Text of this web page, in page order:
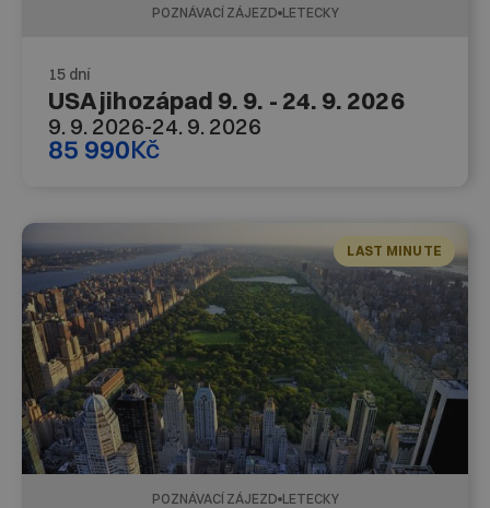
POZNÁVACÍ ZÁJEZD LETECKY
15 dní
USA jihozápad 9. 9. - 24. 9. 2026
9. 9. 2026-24. 9. 2026
85 990Kč
LAST MINUTE
POZNÁVACÍ ZÁJEZD LETECKY